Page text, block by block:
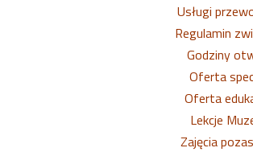
Usługi
Regulamin
Godziny
Oferta
Oferta
Lekcje
Zajęcia